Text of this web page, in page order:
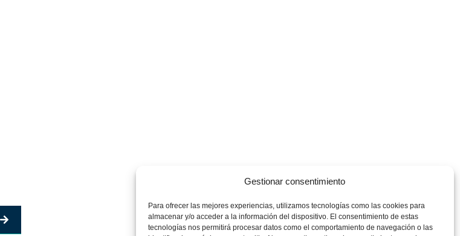
Gestionar consentimiento
Para ofrecer las mejores experiencias, utilizamos tecnologías como las cookies para
almacenar y/o acceder a la información del dispositivo. El consentimiento de estas
tecnologías nos permitirá procesar datos como el comportamiento de navegación o las